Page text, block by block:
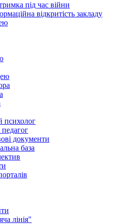
під час війни
відкритість закладу
психолог
документи
база
лінія"